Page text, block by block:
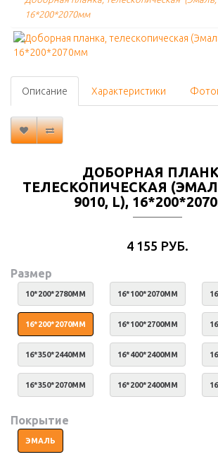
16*200*2070мм
Описание Характеристики
ДОБОРНАЯ
ТЕЛЕСКОПИЧЕСКАЯ
9010, L),
4 155 РУБ.
Размер
10*200*2780ММ 16*100*2070ММ
16*200*2070ММ 16*100*2700ММ
16*350*2440ММ 16*400*2400ММ
16*350*2070ММ 16*200*2400ММ
Покрытие
ЭМАЛЬ